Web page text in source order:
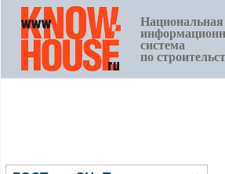
Национальная
система
по